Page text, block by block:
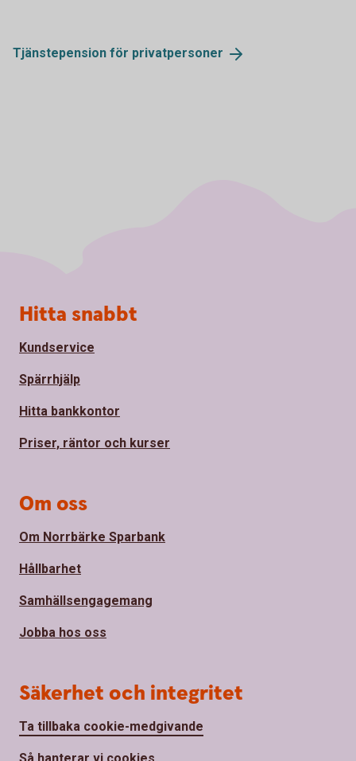
Tjänstepension för privatpersoner
Sidfot
Hitta snabbt
Kundservice
Spärrhjälp
Hitta bankkontor
Priser, räntor och kurser
Om oss
Om Norrbärke Sparbank
Hållbarhet
Samhällsengagemang
Jobba hos oss
Säkerhet och integritet
Ta tillbaka cookie-medgivande